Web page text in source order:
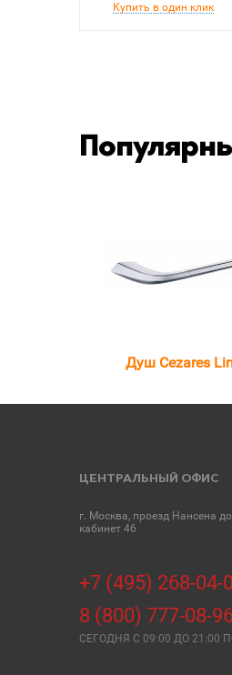
Купить в один клик
Душ Cezares
ЦЕНТРАЛЬНЫЙ ОФИС
г. Москва, проезд Нансена
кабинет 46
+7 (495) 268-04-
8 (800) 777-08-
СЕГОДНЯ C 09:00 ДО 21:00